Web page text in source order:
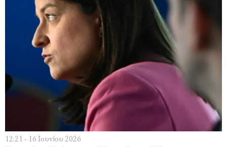
12:21 - 16 Ιουνίου 2026